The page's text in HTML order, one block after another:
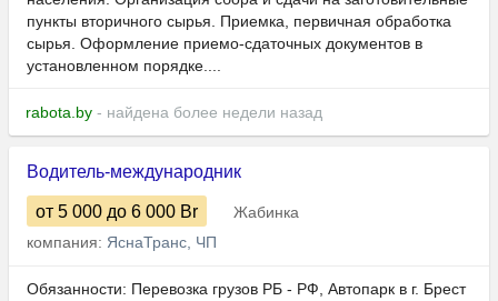
пункты вторичного сырья. Приемка, первичная обработка
сырья. Оформление приемо-сдаточных документов в
установленном порядке....
rabota.by - найдена более недели назад
Водитель-международник
от 5 000 до 6 000 Br
Жабинка
компания: ЯснаТранс, ЧП
Обязанности: Перевозка грузов РБ - РФ, Автопарк в г. Брест